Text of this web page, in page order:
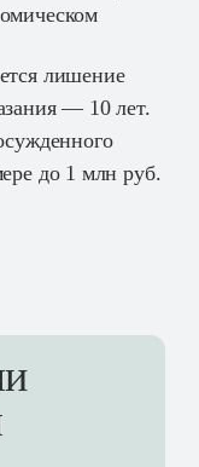
лишение
— 10 лет.
до 1 млн руб.